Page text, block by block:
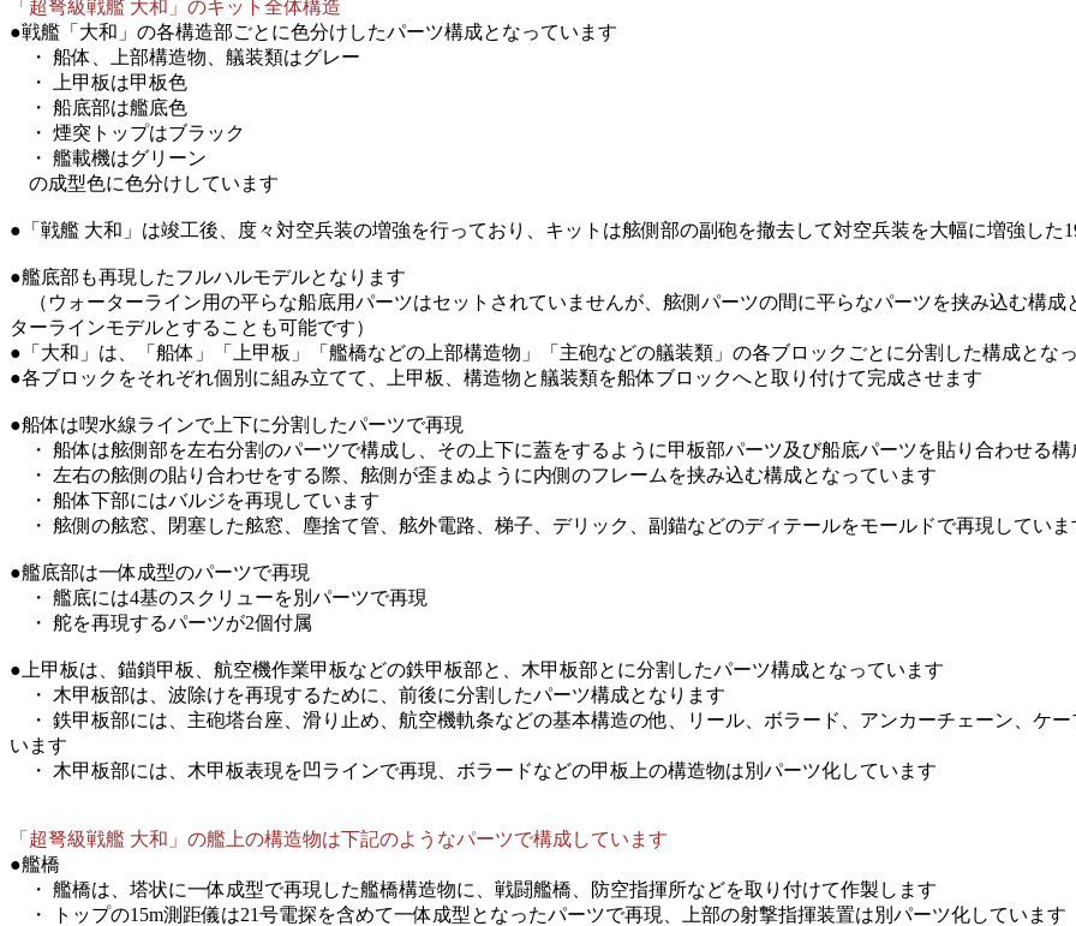
「超弩級戦艦 大和」のキット全体構造
●戦艦「大和」の各構造部ごとに色分けしたパーツ構成となっています
・ 船体、上部構造物、艤装類はグレー
・ 上甲板は甲板色
・ 船底部は艦底色
・ 煙突トップはブラック
・ 艦載機はグリーン
の成型色に色分けしています
●「戦艦 大和」は竣工後、度々対空兵装の増強を行っており、キットは舷側部の副砲を撤去して対空兵装を大幅に増強した
●艦底部も再現したフルハルモデルとなります
（ウォーターライン用の平らな船底用パーツはセットされていませんが、舷側パーツの間に平らなパーツを挟み込む構
ターラインモデルとすることも可能です）
●「大和」は、「船体」「上甲板」「艦橋などの上部構造物」「主砲などの艤装類」の各ブロックごとに分割した構成とな
●各ブロックをそれぞれ個別に組み立てて、上甲板、構造物と艤装類を船体ブロックへと取り付けて完成させます
●船体は喫水線ラインで上下に分割したパーツで再現
・ 船体は舷側部を左右分割のパーツで構成し、その上下に蓋をするように甲板部パーツ及び船底パーツを貼り合わせる構
・ 左右の舷側の貼り合わせをする際、舷側が歪まぬように内側のフレームを挟み込む構成となっています
・ 船体下部にはバルジを再現しています
・ 舷側の舷窓、閉塞した舷窓、塵捨て管、舷外電路、梯子、デリック、副錨などのディテールをモールドで再現していま
●艦底部は一体成型のパーツで再現
・ 艦底には4基のスクリューを別パーツで再現
・ 舵を再現するパーツが2個付属
●上甲板は、錨鎖甲板、航空機作業甲板などの鉄甲板部と、木甲板部とに分割したパーツ構成となっています
・ 木甲板部は、波除けを再現するために、前後に分割したパーツ構成となります
・ 鉄甲板部には、主砲塔台座、滑り止め、航空機軌条などの基本構造の他、リール、ボラード、アンカーチェーン、ケ
います
・ 木甲板部には、木甲板表現を凹ラインで再現、ボラードなどの甲板上の構造物は別パーツ化しています
「超弩級戦艦 大和」の艦上の構造物は下記のようなパーツで構成しています
●艦橋
・ 艦橋は、塔状に一体成型で再現した艦橋構造物に、戦闘艦橋、防空指揮所などを取り付けて作製します
・ トップの15m測距儀は21号電探を含めて一体成型となったパーツで再現、上部の射撃指揮装置は別パーツ化しています